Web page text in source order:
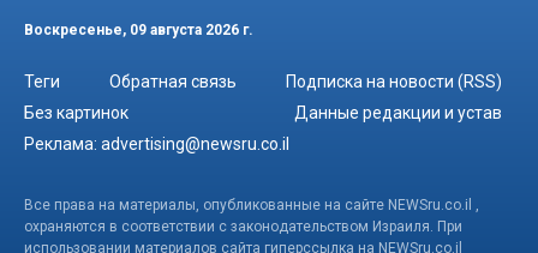
Воскресенье, 09 августа 2026 г.
Теги Обратная связь
Подписка на новости (RSS)
Без картинок
Данные редакции и устав
Реклама: advertising@newsru.co.il
Все права на материалы, опубликованные на сайте NEWSru.co.il ,
охраняются в соответствии с законодательством Израиля. При
использовании материалов сайта гиперссылка на NEWSru.co.il